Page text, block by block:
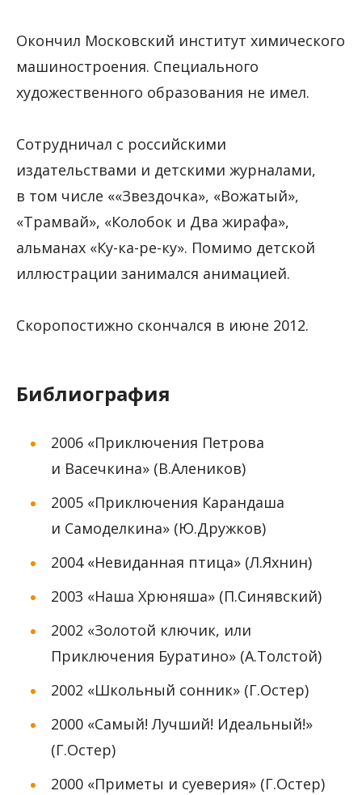
Окончил Московский институт химического
машиностроения. Специального
художественного образования не имел.
Сотрудничал с российскими
издательствами и детскими журналами,
в том числе ««Звездочка», «Вожатый»,
«Трамвай», «Колобок и Два жирафа»,
альманах «Ку-ка-ре-ку». Помимо детской
иллюстрации занимался анимацией.
Скоропостижно скончался в июне 2012.
Библиография
2006 «Приключения Петрова
и Васечкина» (В.Алеников)
2005 «Приключения Карандаша
и Самоделкина» (Ю.Дружков)
2004 «Невиданная птица» (Л.Яхнин)
2003 «Наша Хрюняша» (П.Синявский)
2002 «Золотой ключик, или
Приключения Буратино» (А.Толстой)
2002 «Школьный сонник» (Г.Остер)
2000 «Самый! Лучший! Идеальный!»
(Г.Остер)
2000 «Приметы и суеверия» (Г.Остер)